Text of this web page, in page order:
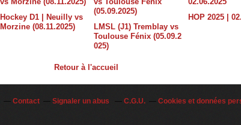
Hockey D1 | Neuilly vs
Morzine (08.11.2025)
LMSL (J1) Tremblay vs
Toulouse Fénix (05.09.2
025)
HOP 2025 |
Retour à l'accueil
Contact Signaler un abus C.G.U. Cookies et données